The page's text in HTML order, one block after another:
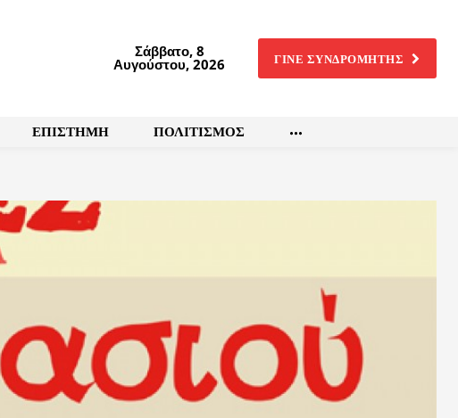
Σάββατο, 8
Αυγούστου, 2026 ΓΙΝΕ ΣΥΝΔΡΟΜΗΤΗΣ
ΕΠΙΣΤΗΜΗ ΠΟΛΙΤΙΣΜΟΣ